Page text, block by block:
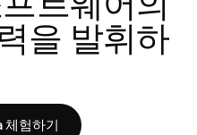
을 발휘하
체험하기